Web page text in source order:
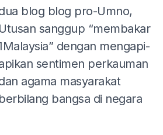
blog blog pro-Umno,
Utusan sanggup “membakar
dengan mengapi-
sentimen perkauman
agama masyarakat
berbilang bangsa di negara